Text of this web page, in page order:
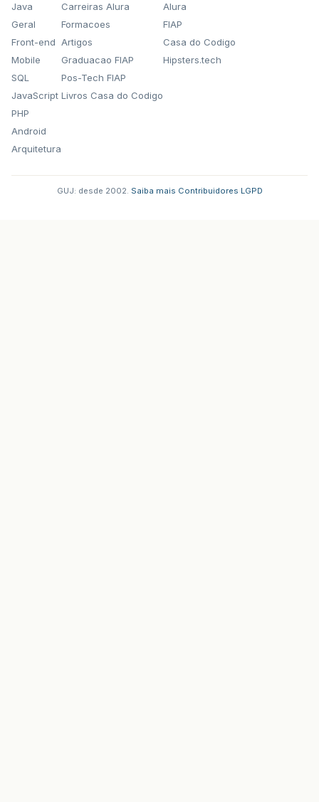
Java
Geral
Front-end
Mobile
SQL
JavaScript
PHP
Android
Arquitetura
Carreiras Alura
Formacoes
Artigos
Graduacao FIAP
Pos-Tech FIAP
Livros Casa do Codigo
Alura
FIAP
Casa do Codigo
Hipsters.tech
GUJ: desde 2002. Saiba mais Contribuidores LGPD